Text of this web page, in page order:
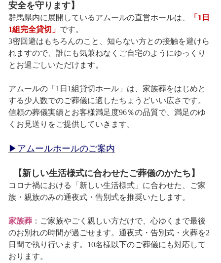
安全を守ります】
群馬県内に展開しているアムールの直営ホールは、
「1日
1組完全貸切」 です。
3密回避はもちろんのこと、知らない方との接触を避けら
れますので、誰にも気兼ねなくご自宅のようにゆっくり
とお過ごしいただけます。
アムールの「1日1組貸切ホール」は、家族葬をはじめと
する少人数でのご葬儀に適したちょうどいい広さです。
信頼の葬儀実績とお客様満足度96％の品質で、満足のゆ
くお見送りをご提供していきます。
▶アムールホールのご案内
【新しい生活様式に合わせたご葬儀のかたち】
コロナ禍における「新しい生活様式」に合わせた、ご家
族・親族のみの通夜式・告別式を推奨いたします。
家族葬：ご家族やごく親しい方だけで、心ゆくまで最後
のお別れの時間が過ごせます。通夜式・告別式・火葬を2
日間で執り行います。10名様以下のご葬儀にも対応して
おります。